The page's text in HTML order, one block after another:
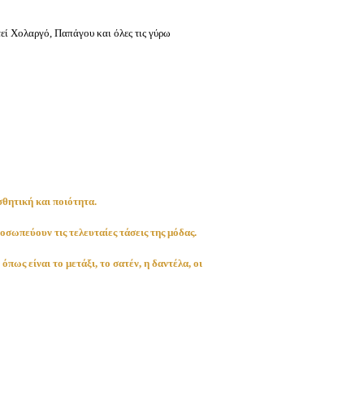
Χολαργό, Παπάγου και όλες τις γύρω
και ποιότητα.
τις τελευταίες τάσεις της μόδας.
είναι το μετάξι, το σατέν, η δαντέλα, οι